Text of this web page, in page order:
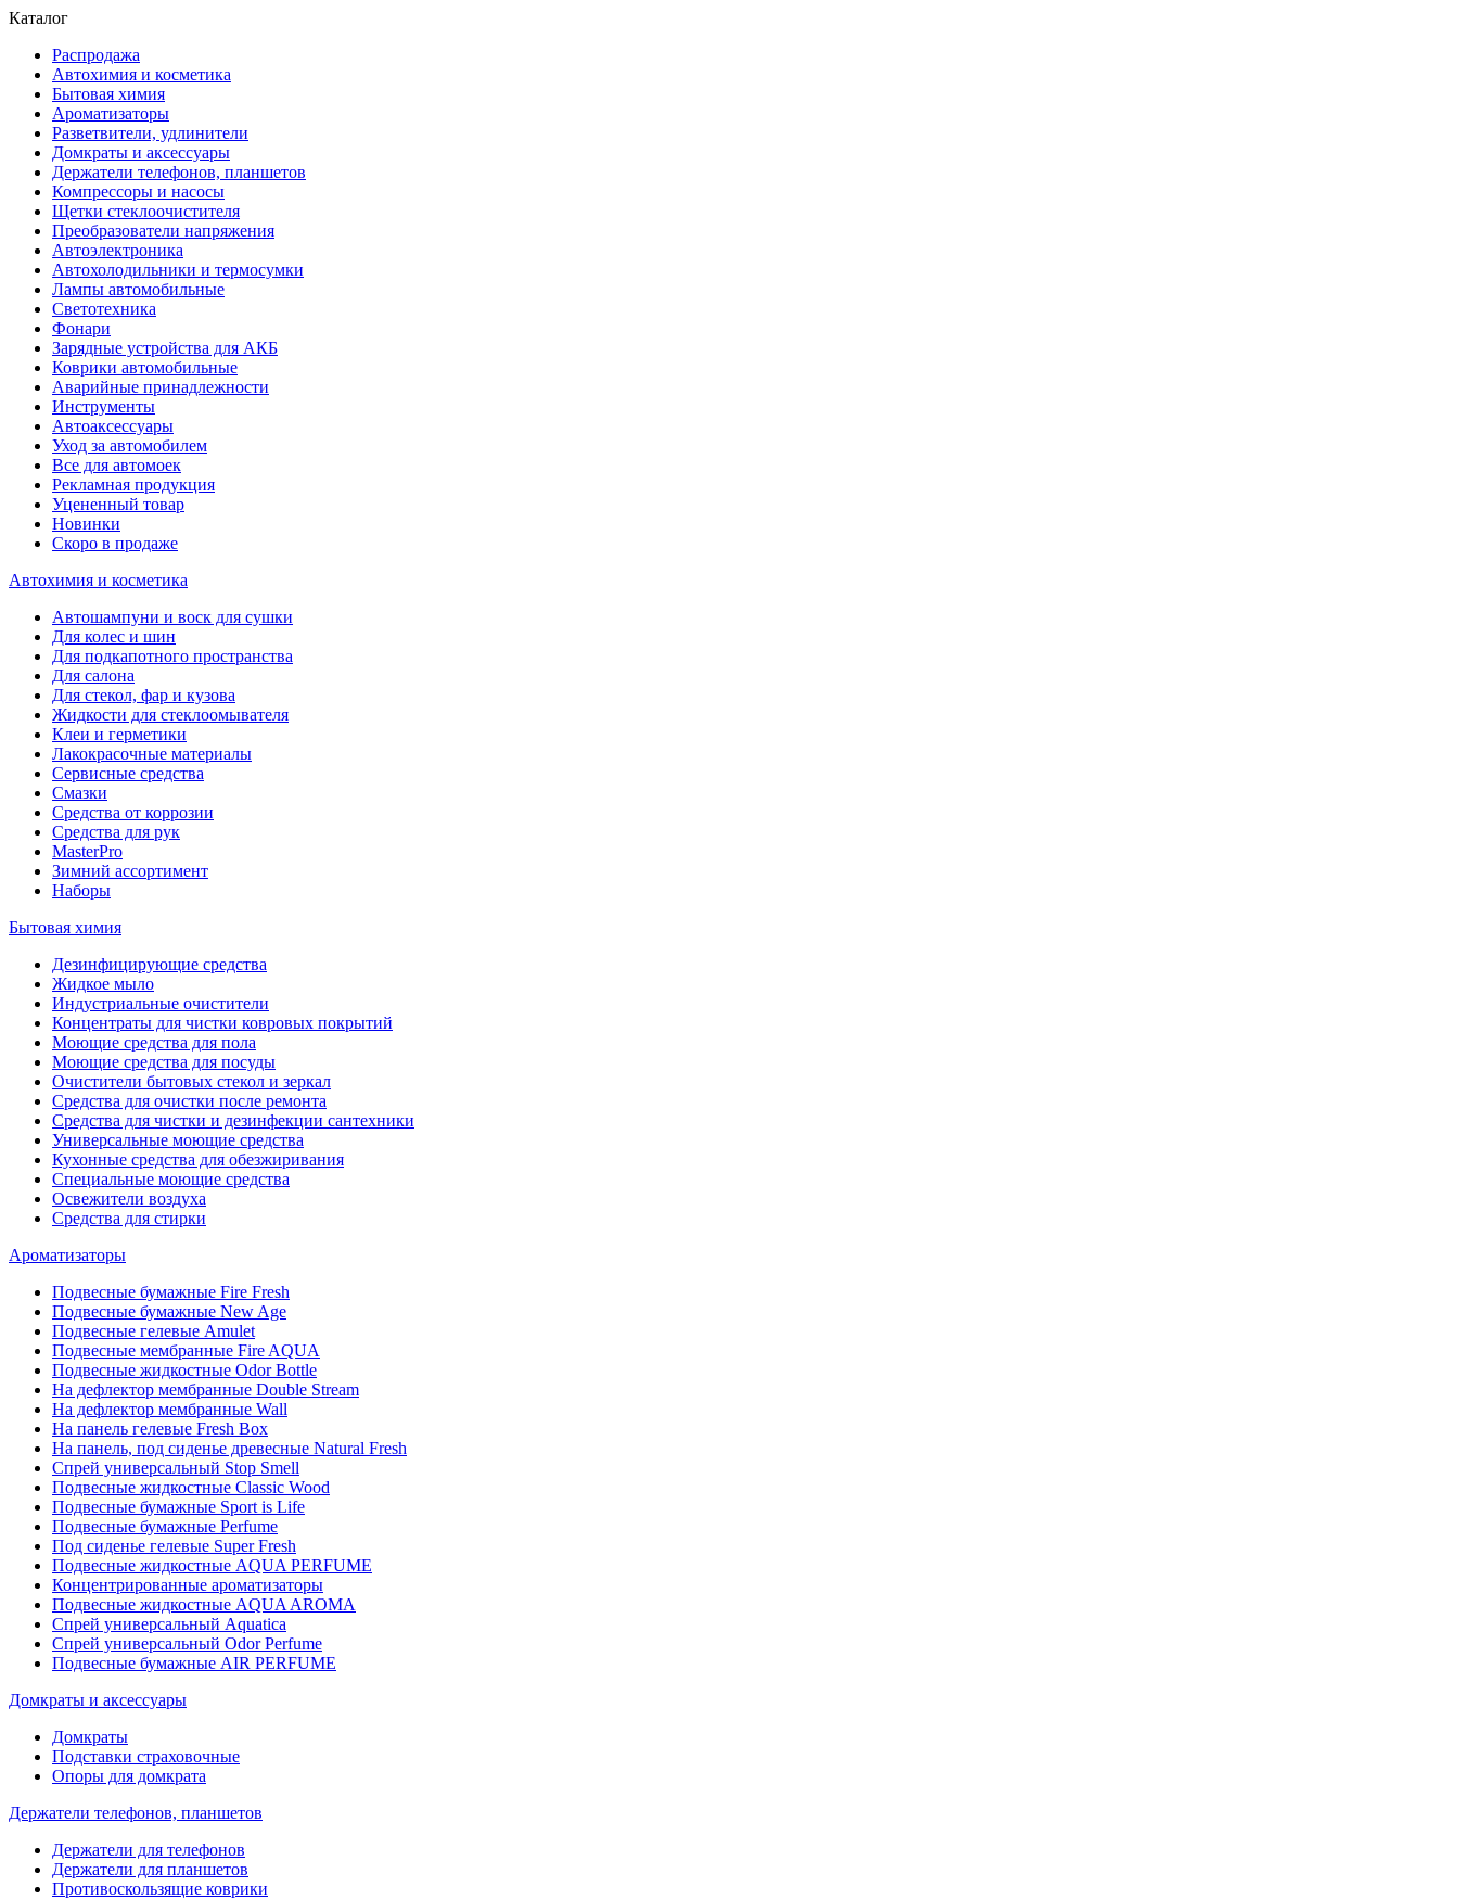
Каталог
Распродажа
Автохимия и косметика
Бытовая химия
Ароматизаторы
Разветвители, удлинители
Домкраты и аксессуары
Держатели телефонов, планшетов
Компрессоры и насосы
Щетки стеклоочистителя
Преобразователи напряжения
Автоэлектроника
Автохолодильники и термосумки
Лампы автомобильные
Светотехника
Фонари
Зарядные устройства для АКБ
Коврики автомобильные
Аварийные принадлежности
Инструменты
Автоаксессуары
Уход за автомобилем
Все для автомоек
Рекламная продукция
Уцененный товар
Новинки
Скоро в продаже
Автохимия и косметика
Автошампуни и воск для сушки
Для колес и шин
Для подкапотного пространства
Для салона
Для стекол, фар и кузова
Жидкости для стеклоомывателя
Клеи и герметики
Лакокрасочные материалы
Сервисные средства
Смазки
Средства от коррозии
Средства для рук
MasterPro
Зимний ассортимент
Наборы
Бытовая химия
Дезинфицирующие средства
Жидкое мыло
Индустриальные очистители
Концентраты для чистки ковровых покрытий
Моющие средства для пола
Моющие средства для посуды
Очистители бытовых стекол и зеркал
Средства для очистки после ремонта
Средства для чистки и дезинфекции сантехники
Универсальные моющие средства
Кухонные средства для обезжиривания
Специальные моющие средства
Освежители воздуха
Средства для стирки
Ароматизаторы
Подвесные бумажные Fire Fresh
Подвесные бумажные New Age
Подвесные гелевые Amulet
Подвесные мембранные Fire AQUA
Подвесные жидкостные Odor Bottle
На дефлектор мембранные Double Stream
На дефлектор мембранные Wall
На панель гелевые Fresh Box
На панель, под сиденье древесные Natural Fresh
Спрей универсальный Stop Smell
Подвесные жидкостные Classic Wood
Подвесные бумажные Sport is Life
Подвесные бумажные Perfume
Под сиденье гелевые Super Fresh
Подвесные жидкостные AQUA PERFUME
Концентрированные ароматизаторы
Подвесные жидкостные AQUA AROMA
Спрей универсальный Aquatica
Спрей универсальный Odor Perfume
Подвесные бумажные AIR PERFUME
Домкраты и аксессуары
Домкраты
Подставки страховочные
Опоры для домкрата
Держатели телефонов, планшетов
Держатели для телефонов
Держатели для планшетов
Противоскользящие коврики